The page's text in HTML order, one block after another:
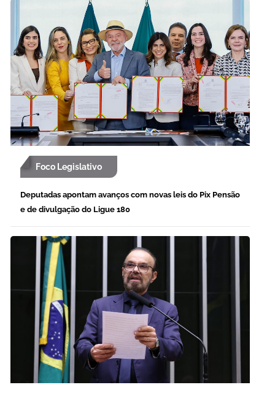
Foco Legislativo
Deputadas apontam avanços com novas leis do Pix Pensão
e de divulgação do Ligue 180